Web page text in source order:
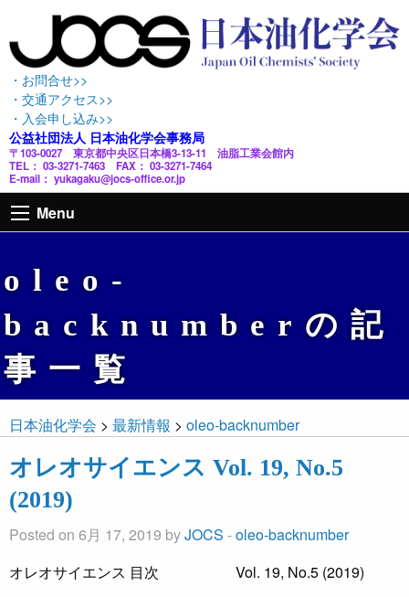
・お問合せ>>
・交通アクセス>>
・入会申し込み>>
公益社団法人 日本油化学会事務局
〒103-0027 東京都中央区日本橋3-13-11 油脂工業会館内
TEL： 03-3271-7463 FAX： 03-3271-7464
E-mail： yukagaku@jocs-office.or.jp
Menu
oleo-
backnumberの記
事一覧
日本油化学会 > 最新情報 > oleo-backnumber
オレオサイエンス Vol. 19, No.5
(2019)
Posted on 6月 17, 2019 byJOCS -oleo-backnumber
オレオサイエンス 目次 Vol. 19, No.5 (2019)